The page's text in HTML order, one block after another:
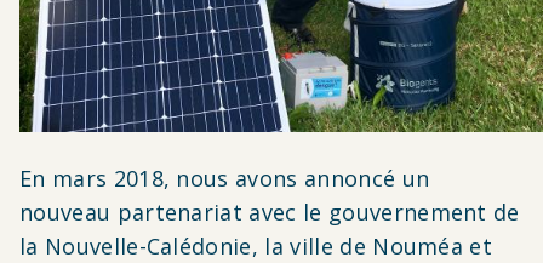
En mars 2018, nous avons annoncé un
nouveau partenariat avec le gouvernement de
la Nouvelle-Calédonie, la ville de Nouméa et